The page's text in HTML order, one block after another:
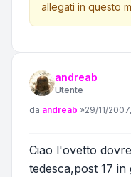
allegati in questo
andreab
Utente
Messaggio
da andreab »29/11/
Ciao l'ovetto
tedesca,post 17